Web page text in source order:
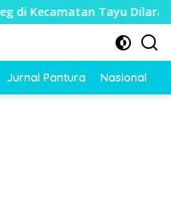
Tayu Dilarang
Jurnal Pantura Nasional